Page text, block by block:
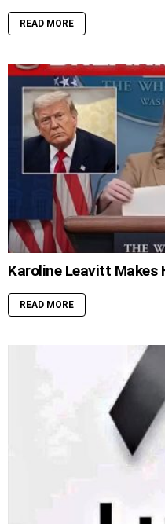
READ MORE
Karoline Leavitt Makes
READ MORE